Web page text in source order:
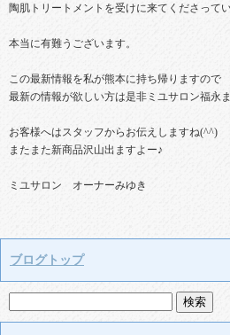
陶肌トリートメントを受けに来てくださってい
本当に有難うございます。
この最新情報を私が熊本に持ち帰りますので
最新の情報が欲しい方は是非ミユサロン福永
お客様へはスタッフからお伝えしますね(^^)
またまた新商品沢山出ますよー♪
ミユサロン オーナーみゆき
ブログトップ